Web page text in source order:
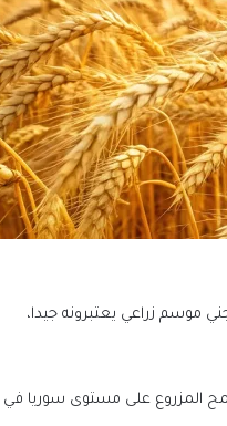
زراعي يعتبرونه جيدا،
سلة الغذاء الأولى في سوريا، حيث تتركز أكثر من 35% من القمح المزروع على مستوى سوريا في